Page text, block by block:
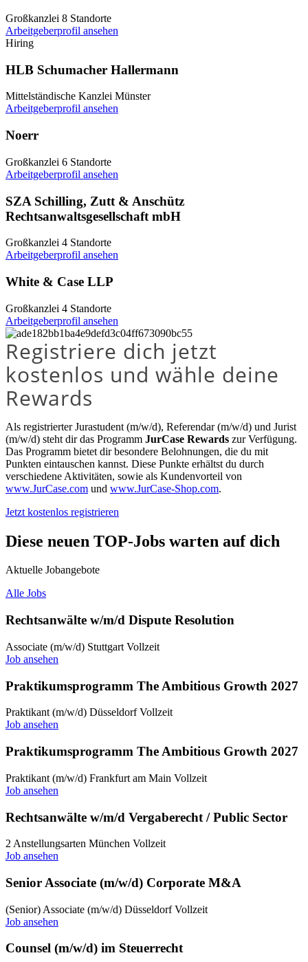
Großkanzlei 8 Standorte
Arbeitgeberprofil ansehen
Hiring
HLB Schumacher Hallermann
Mittelständische Kanzlei Münster
Arbeitgeberprofil ansehen
Noerr
Großkanzlei 6 Standorte
Arbeitgeberprofil ansehen
SZA Schilling, Zutt & Anschütz
Rechtsanwaltsgesellschaft mbH
Großkanzlei 4 Standorte
Arbeitgeberprofil ansehen
White & Case LLP
Großkanzlei 4 Standorte
Arbeitgeberprofil ansehen
Registriere dich jetzt
kostenlos und wähle deine
Rewards
Als registrierter Jurastudent (m/w/d), Referendar (m/w/d) und Jurist
(m/w/d) steht dir das Programm JurCase Rewards zur Verfügung.
Das Programm bietet dir besondere Belohnungen, die du mit
Punkten eintauschen kannst. Diese Punkte erhältst du durch
verschiedene Aktivitäten, sowie als Kundenvorteil von
www.JurCase.com und www.JurCase-Shop.com.
Jetzt kostenlos registrieren
Diese neuen TOP-Jobs warten auf dich
Aktuelle Jobangebote
Alle Jobs
Rechtsanwälte w/m/d Dispute Resolution
Associate (m/w/d) Stuttgart Vollzeit
Job ansehen
Praktikumsprogramm The Ambitious Growth 2027
Praktikant (m/w/d) Düsseldorf Vollzeit
Job ansehen
Praktikumsprogramm The Ambitious Growth 2027
Praktikant (m/w/d) Frankfurt am Main Vollzeit
Job ansehen
Rechtsanwälte w/m/d Vergaberecht / Public Sector
2 Anstellungsarten München Vollzeit
Job ansehen
Senior Associate (m/w/d) Corporate M&A
(Senior) Associate (m/w/d) Düsseldorf Vollzeit
Job ansehen
Counsel (m/w/d) im Steuerrecht